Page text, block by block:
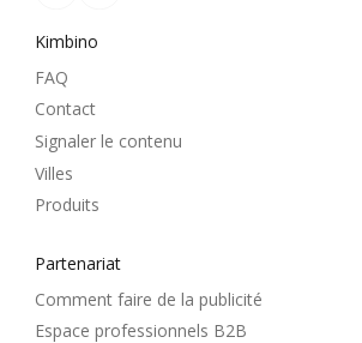
Kimbino
FAQ
Contact
Signaler le contenu
Villes
Produits
Partenariat
Comment faire de la publicité
Espace professionnels B2B